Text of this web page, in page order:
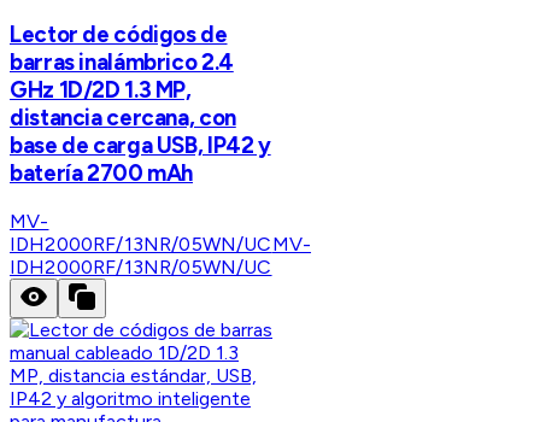
Lector de códigos de
barras inalámbrico 2.4
GHz 1D/2D 1.3 MP,
distancia cercana, con
base de carga USB, IP42 y
batería 2700 mAh
MV-
IDH2000RF/13NR/05WN/UCMV-
IDH2000RF/13NR/05WN/UC